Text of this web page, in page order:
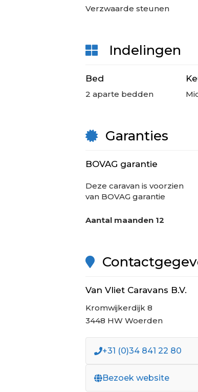
Verzwaarde steunen
Indelingen
Bed
2 aparte bedden
Garanties
BOVAG garantie
Deze caravan is voorzien
van BOVAG garantie
Aantal maanden 12
Van Vliet Caravans B.V.
Kromwijkerdijk 8
3448 HW Woerden
+31 (0)34 841 22 80
Bezoek website